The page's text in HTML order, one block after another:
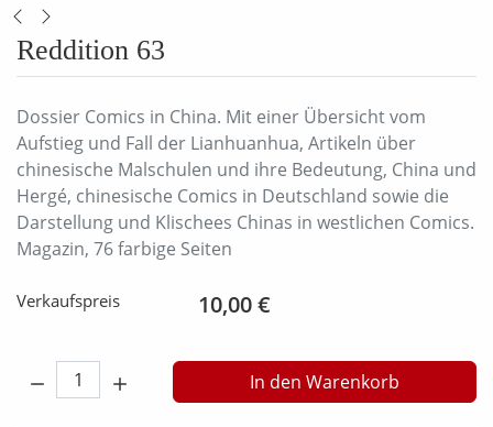
Reddition 63
Dossier Comics in China. Mit einer Übersicht vom
Aufstieg und Fall der Lianhuanhua, Artikeln über
chinesische Malschulen und ihre Bedeutung, China und
Hergé, chinesische Comics in Deutschland sowie die
Darstellung und Klischees Chinas in westlichen Comics.
Magazin, 76 farbige Seiten
Verkaufspreis 10,00 €
Menge: In den Warenkorb